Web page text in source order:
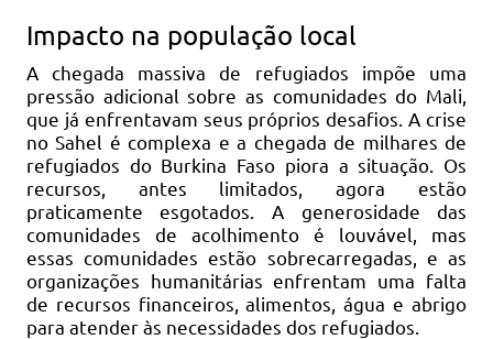
Impacto na população local
A chegada massiva de refugiados impõe uma
pressão adicional sobre as comunidades do Mali,
que já enfrentavam seus próprios desafios. A crise
no Sahel é complexa e a chegada de milhares de
refugiados do Burkina Faso piora a situação. Os
recursos, antes limitados, agora estão
praticamente esgotados. A generosidade das
comunidades de acolhimento é louvável, mas
essas comunidades estão sobrecarregadas, e as
organizações humanitárias enfrentam uma falta
de recursos financeiros, alimentos, água e abrigo
para atender às necessidades dos refugiados.